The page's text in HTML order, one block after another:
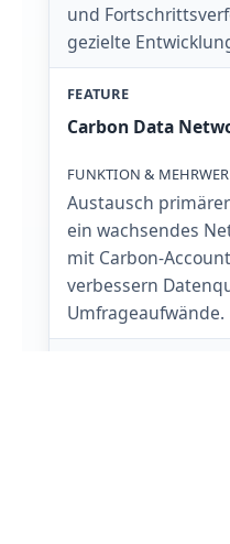
und
gezielte
Carbon Data
Austausch
ein wachsendes
mit Carbon-
verbessern
Umfrageaufwände.